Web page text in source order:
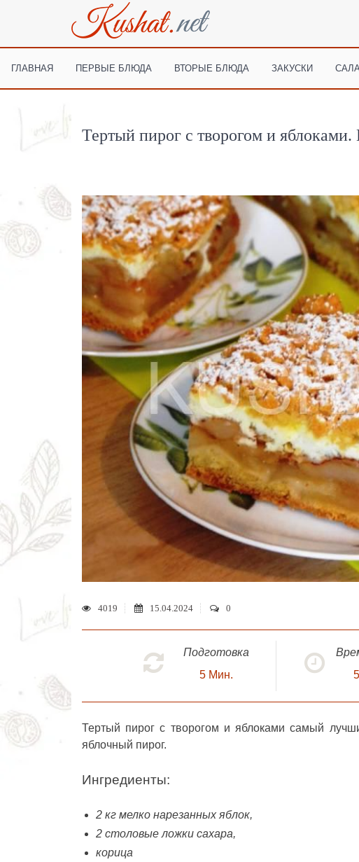
ГЛАВНАЯ ПЕРВЫЕ БЛЮДА ВТОРЫЕ БЛЮДА ЗАКУСКИ
Тертый пирог с творогом и
4019 15.04.2024 0
Подготовка
5 Мин.
Тертый пирог с творогом и яблоками самый
яблочный пирог.
Ингредиенты:
2 кг мелко нарезанных яблок,
2 столовые ложки сахара,
корица